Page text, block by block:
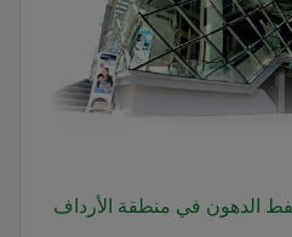
الدهون في منطقة الأرداف